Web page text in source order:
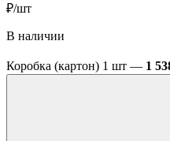
₽/шт
В наличии
Коробка (картон) 1 шт — 1